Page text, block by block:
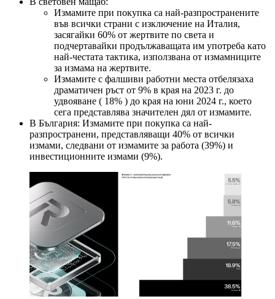
Измамите при покупка са най-разпространените
във всички страни с изключение на Италия,
засягайки 60% от жертвите по света и
подчертавайки продължаващата им употреба като
най-честата тактика, използвана от измамниците
за измама на жертвите.
Измамите с фалшиви работни места отбелязаха
драматичен ръст от 9% в края на 2023 г. до
удвояване ( 18% ) до края на юни 2024 г., което
сега представлява значителен дял от измамите.
В България: Измамите при покупка са най-
разпространени, представляващи 40% от всички
измами, следвани от измамите за работа (39%) и
инвестиционните измами (9%).